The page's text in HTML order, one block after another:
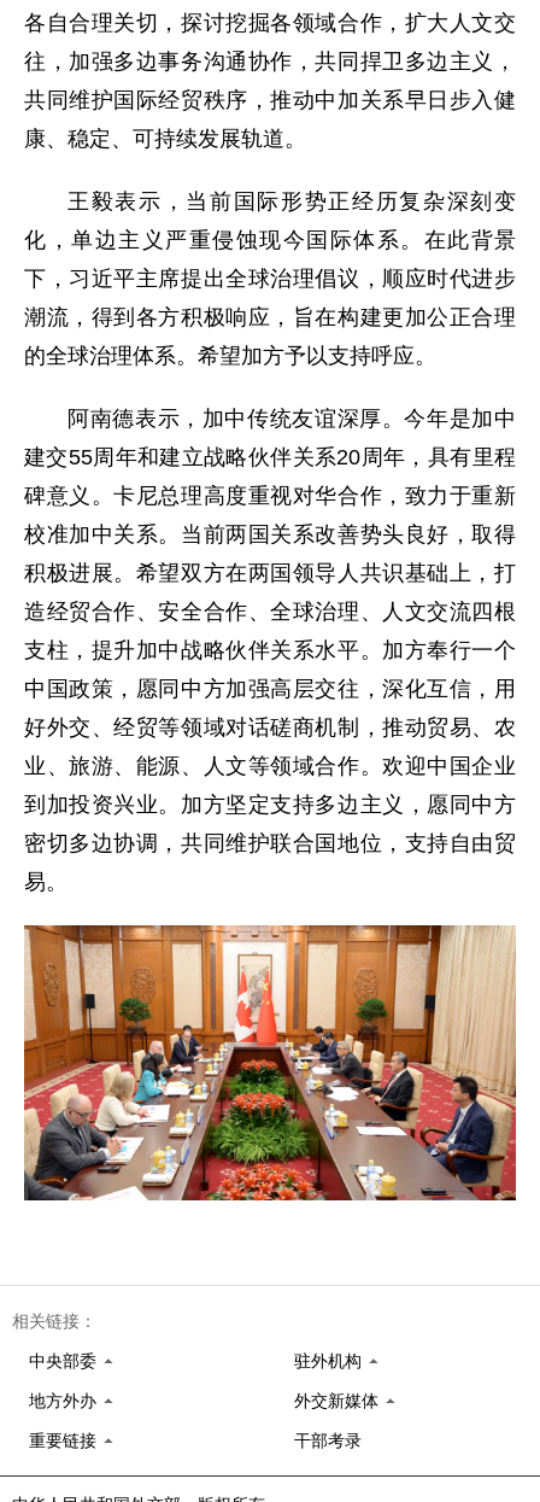
各自合理关切，探讨挖掘各领域合作，扩大人文交
往，加强多边事务沟通协作，共同捍卫多边主义，
共同维护国际经贸秩序，推动中加关系早日步入健
康、稳定、可持续发展轨道。
王毅表示，当前国际形势正经历复杂深刻变
化，单边主义严重侵蚀现今国际体系。在此背景
下，习近平主席提出全球治理倡议，顺应时代进步
潮流，得到各方积极响应，旨在构建更加公正合理
的全球治理体系。希望加方予以支持呼应。
阿南德表示，加中传统友谊深厚。今年是加中
建交55周年和建立战略伙伴关系20周年，具有里程
碑意义。卡尼总理高度重视对华合作，致力于重新
校准加中关系。当前两国关系改善势头良好，取得
积极进展。希望双方在两国领导人共识基础上，打
造经贸合作、安全合作、全球治理、人文交流四根
支柱，提升加中战略伙伴关系水平。加方奉行一个
中国政策，愿同中方加强高层交往，深化互信，用
好外交、经贸等领域对话磋商机制，推动贸易、农
业、旅游、能源、人文等领域合作。欢迎中国企业
到加投资兴业。加方坚定支持多边主义，愿同中方
密切多边协调，共同维护联合国地位，支持自由贸
易。
相关链接：
中央部委 驻外机构
地方外办 外交新媒体
重要链接 干部考录